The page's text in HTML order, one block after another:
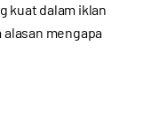
kuat dalam iklan
mengapa